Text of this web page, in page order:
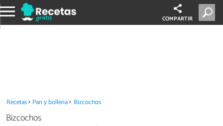
COMPARTIR
Recetas Pan y bollería Bizcochos
Bizcochos